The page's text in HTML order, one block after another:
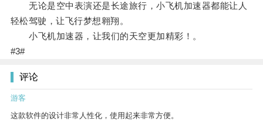
无论是空中表演还是长途旅行，小飞机加速器都能让人
轻松驾驶，让飞行梦想翱翔。
小飞机加速器，让我们的天空更加精彩！。
#3#
评论
游客
这款软件的设计非常人性化，使用起来非常方便。